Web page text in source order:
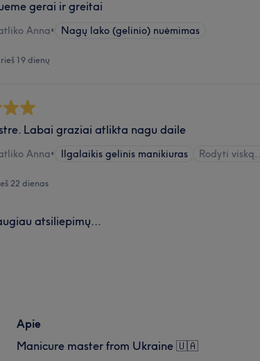
gerai ir greitai
Anna• Nagų lako (gelinio) nuėmimas
19 dienų
Labai graziai atlikta nagu daile
Anna• Ilgalaikis gelinis manikiuras Rodyti viską...
22 dienas
atsiliepimų...
Apie
Manicure master from Ukraine 🇺🇦